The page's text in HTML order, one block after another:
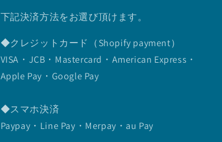
下記決済方法をお選び頂けます。
◆クレジットカード（Shopify payment）
VISA・JCB・Mastercard・American Express・
Apple Pay・Google Pay
◆スマホ決済
Paypay・Line Pay・Merpay・au Pay